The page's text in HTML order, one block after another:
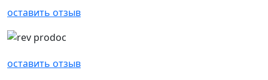
оставить отзыв
оставить отзыв